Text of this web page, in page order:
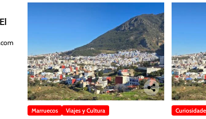
Marruecos Viajes y Cultura